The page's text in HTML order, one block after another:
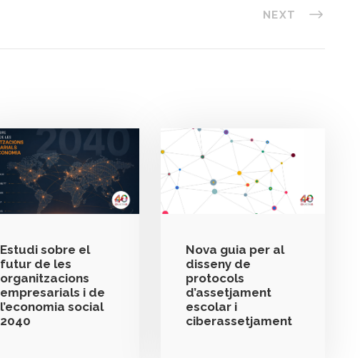
NEXT
Estudi sobre el
futur de les
organitzacions
empresarials i de
l’economia social
2040
Nova guia per al
disseny de
protocols
d’assetjament
escolar i
ciberassetjament